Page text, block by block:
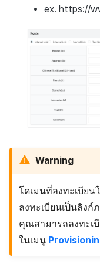
ex. https://
Warning
โดเมนที่ลงทะเบีย
ลงทะเบียนเป็นลิงก์
คุณสามารถลงทะเ
ในเมนู